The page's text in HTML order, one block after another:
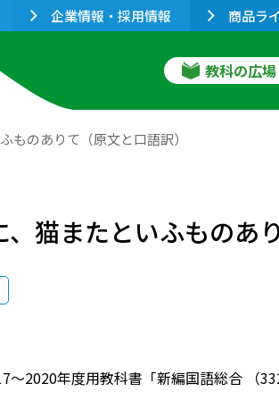
企業情報・採用情報 商品ラ
教科の広場
のありて（原文と口語訳）
猫またといふものあ
～2020年度用教科書「新編国語総合 （